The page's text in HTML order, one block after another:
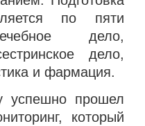
по пяти
дело,
дело,
и фармация.
успешно прошел
который